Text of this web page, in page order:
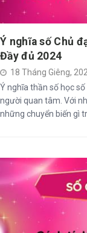
Ý nghĩa số Chủ
Đầy đủ 2024
18 Tháng Giêng,
Ý nghĩa thần số học
người quan tâm. Với
những chuyển biến gì